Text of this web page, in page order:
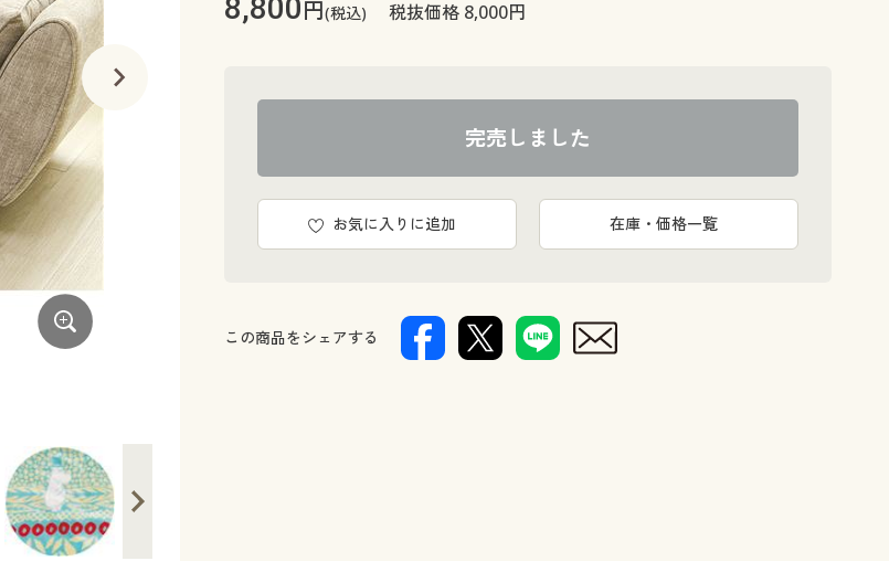
8,800円(税込) 税抜価格 8,000円
完売しました
お気に入りに追加 在庫・価格一覧
この商品をシェアする